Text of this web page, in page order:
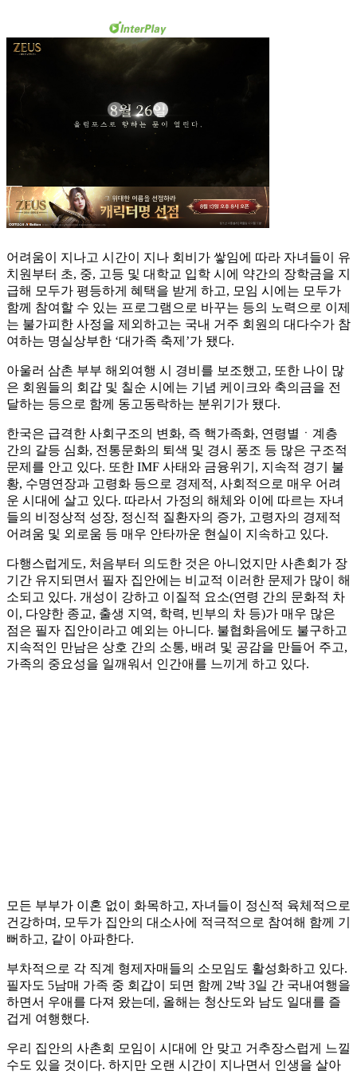
어려움이 지나고 시간이 지나 회비가 쌓임에 따라 자녀들이 유
치원부터 초, 중, 고등 및 대학교 입학 시에 약간의 장학금을 지
급해 모두가 평등하게 혜택을 받게 하고, 모임 시에는 모두가
함께 참여할 수 있는 프로그램으로 바꾸는 등의 노력으로 이제
는 불가피한 사정을 제외하고는 국내 거주 회원의 대다수가 참
여하는 명실상부한 ‘대가족 축제’가 됐다.
아울러 삼촌 부부 해외여행 시 경비를 보조했고, 또한 나이 많
은 회원들의 회갑 및 칠순 시에는 기념 케이크와 축의금을 전
달하는 등으로 함께 동고동락하는 분위기가 됐다.
한국은 급격한 사회구조의 변화, 즉 핵가족화, 연령별ㆍ계층
간의 갈등 심화, 전통문화의 퇴색 및 경시 풍조 등 많은 구조적
문제를 안고 있다. 또한 IMF 사태와 금융위기, 지속적 경기 불
황, 수명연장과 고령화 등으로 경제적, 사회적으로 매우 어려
운 시대에 살고 있다. 따라서 가정의 해체와 이에 따르는 자녀
들의 비정상적 성장, 정신적 질환자의 증가, 고령자의 경제적
어려움 및 외로움 등 매우 안타까운 현실이 지속하고 있다.
다행스럽게도, 처음부터 의도한 것은 아니었지만 사촌회가 장
기간 유지되면서 필자 집안에는 비교적 이러한 문제가 많이 해
소되고 있다. 개성이 강하고 이질적 요소(연령 간의 문화적 차
이, 다양한 종교, 출생 지역, 학력, 빈부의 차 등)가 매우 많은
점은 필자 집안이라고 예외는 아니다. 불협화음에도 불구하고
지속적인 만남은 상호 간의 소통, 배려 및 공감을 만들어 주고,
가족의 중요성을 일깨워서 인간애를 느끼게 하고 있다.
모든 부부가 이혼 없이 화목하고, 자녀들이 정신적 육체적으로
건강하며, 모두가 집안의 대소사에 적극적으로 참여해 함께 기
뻐하고, 같이 아파한다.
부차적으로 각 직계 형제자매들의 소모임도 활성화하고 있다.
필자도 5남매 가족 중 회갑이 되면 함께 2박 3일 간 국내여행을
하면서 우애를 다져 왔는데, 올해는 청산도와 남도 일대를 즐
겁게 여행했다.
우리 집안의 사촌회 모임이 시대에 안 맞고 거추장스럽게 느낄
수도 있을 것이다. 하지만 오랜 시간이 지나면서 인생을 살아